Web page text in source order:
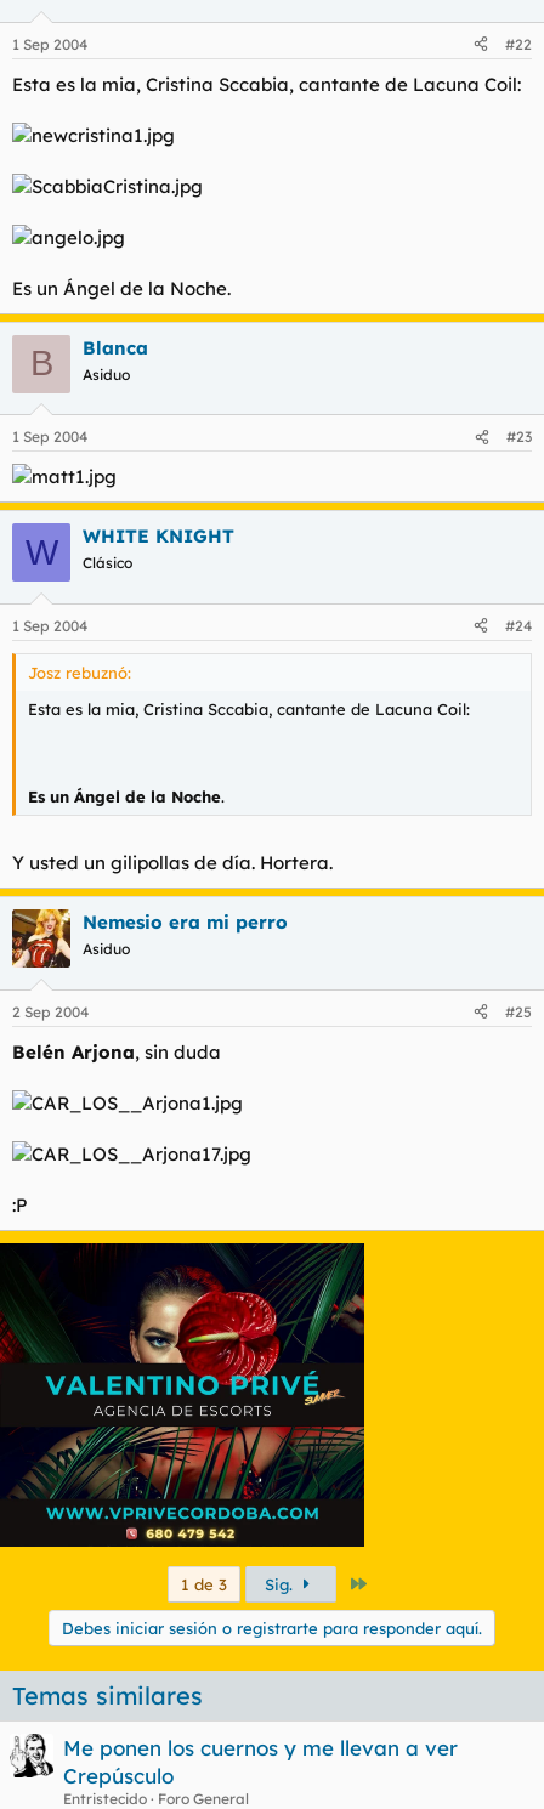
1 Sep 2004 #22
Esta es la mia, Cristina Sccabia, cantante de Lacuna Coil:
Es un Ángel de la Noche.
B Blanca
Asiduo
1 Sep 2004 #23
W WHITE KNIGHT
Clásico
1 Sep 2004 #24
Josz rebuznó:
Esta es la mia, Cristina Sccabia, cantante de Lacuna Coil:
Es un Ángel de la Noche.
Y usted un gilipollas de día. Hortera.
Nemesio era mi perro
Asiduo
2 Sep 2004 #25
Belén Arjona, sin duda
:P
1 de 3 Sig.
Debes iniciar sesión o registrarte para responder aquí.
Temas similares
Me ponen los cuernos y me llevan a ver
Crepúsculo
Entristecido
Foro General